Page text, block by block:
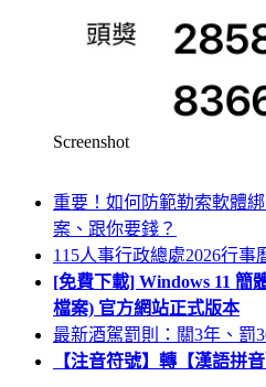
Screenshot
重要！如何防範勒索軟體
案、跟你要錢？
115人事行政總處2026行事
[免費下載] Windows 11 簡
檔案) 官方網站正式版本
最新酒駕罰則：關3年、罰
【注音符號】轉【漢語拼